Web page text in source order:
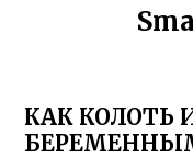
КАК КОЛОТЬ